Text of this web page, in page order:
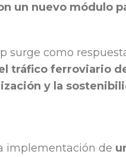
un nuevo módulo
surge como
tráfico ferroviario
y la
implementación de